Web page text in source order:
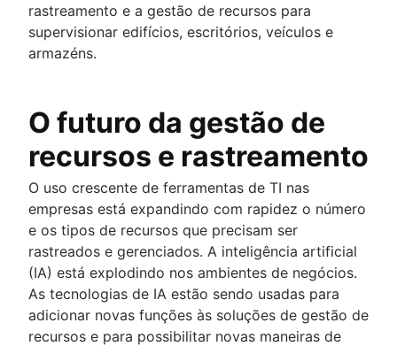
rastreamento e a gestão de recursos para
supervisionar edifícios, escritórios, veículos e
armazéns.
O futuro da gestão de
recursos e rastreamento
O uso crescente de ferramentas de TI nas
empresas está expandindo com rapidez o número
e os tipos de recursos que precisam ser
rastreados e gerenciados. A inteligência artificial
(IA) está explodindo nos ambientes de negócios.
As tecnologias de IA estão sendo usadas para
adicionar novas funções às soluções de gestão de
recursos e para possibilitar novas maneiras de